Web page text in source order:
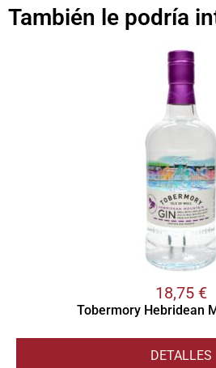
También le podría
18,75 €
Tobermory Hebridean
DETALLES